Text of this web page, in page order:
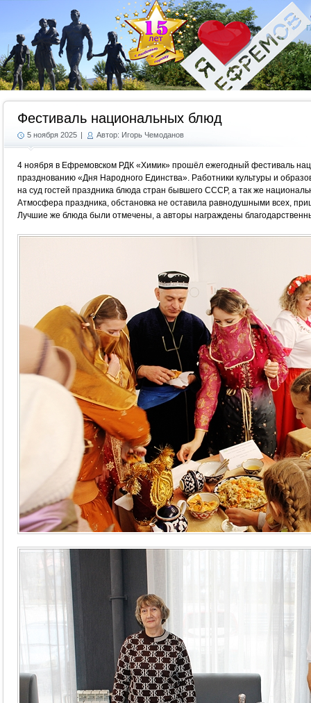
Фестиваль национальных блюд
5 ноября 2025 | Автор: Игорь Чемоданов
4 ноября в Ефремовском РДК «Химик» прошёл ежегодный фестиваль
празднованию «Дня Народного Единства». Работники культуры и
на суд гостей праздника блюда стран бывшего СССР, а так же
Атмосфера праздника, обстановка не оставила равнодушными всех,
Лучшие же блюда были отмечены, а авторы награждены